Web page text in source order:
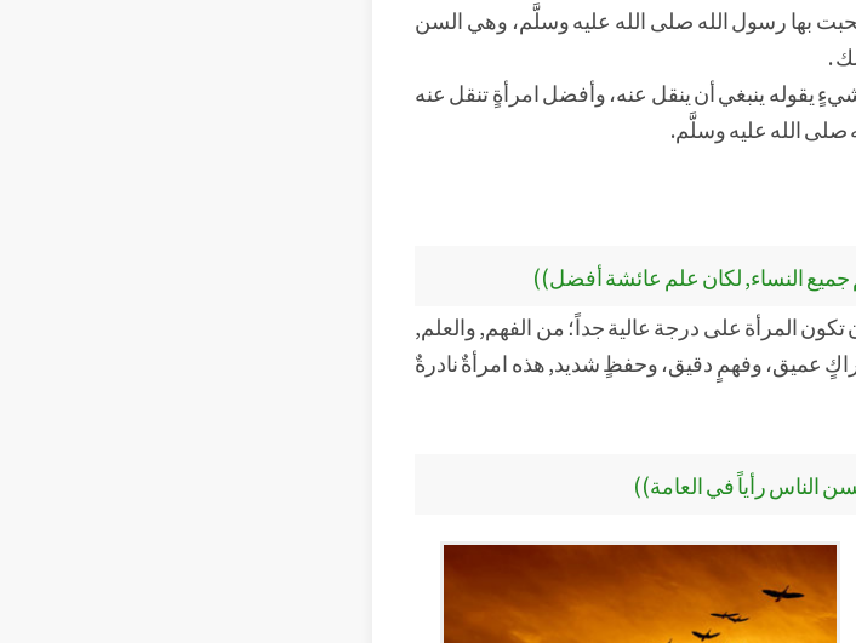
بها رسول الله صلى الله عليه وسلَّم، وهي السن
.
يقوله ينبغي أن ينقل عنه، وأفضل امرأةٍ تنقل عنه
صلى الله عليه وسلَّم.
النساء, لكان علم عائشة أفضل))
المرأة على درجة عالية جداً؛ من الفهم, والعلم,
عميق، وفهمٍ دقيق، وحفظٍ شديد, هذه امرأةٌ نادرةٌ
الناس رأياً في العامة))